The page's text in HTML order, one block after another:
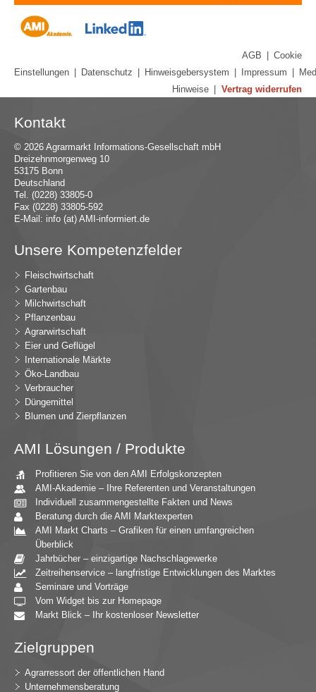
AGB
Cookie
Einstellungen
Datenschutz Hinweisgebersystem Impressum
Hinweise
Vertrag widerrufen
Kontakt
© 2026 Agrarmarkt Informations-Gesellschaft mbH
Dreizehnmorgenweg 10
53175 Bonn
Deutschland
Tel. (0228) 33805-0
Fax (0228) 33805-592
E-Mail: info (at) AMI-informiert.de
Unsere Kompetenzfelder
Fleischwirtschaft
Gartenbau
Milchwirtschaft
Pflanzenbau
Agrarwirtschaft
Eier und Geflügel
Internationale Märkte
Öko-Landbau
Verbraucher
Düngemittel
Blumen und Zierpflanzen
AMI Lösungen / Produkte
Profitieren Sie von den AMI Erfolgskonzepten
AMI-Akademie – Ihre Referenten und Veranstaltungen
Individuell zusammengestellte Fakten und News
Beratung durch die AMI Marktexperten
AMI Markt Charts – Grafiken für einen umfangreichen
Überblick
Jahrbücher – einzigartige Nachschlagewerke
Zeitreihenservice – langfristige Entwicklungen des Marktes
Seminare und Vorträge
Vom Widget bis zur Homepage
Markt Blick – Ihr kostenloser Newsletter
Zielgruppen
Agrarressort der öffentlichen Hand
Unternehmensberatung